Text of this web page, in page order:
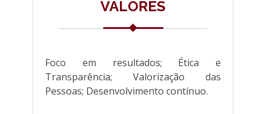
VALORES
Foco em resultados; Ética e
Transparência; Valorização das
Pessoas; Desenvolvimento contínuo.